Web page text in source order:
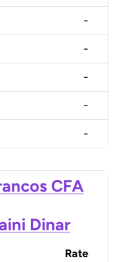
-
-
-
-
-
CFA
Dinar
Rate